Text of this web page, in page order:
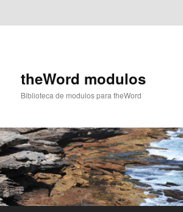
theWord modulos
Biblioteca de modulos para theWord